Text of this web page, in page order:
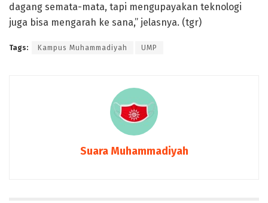
dagang semata-mata, tapi mengupayakan teknologi
juga bisa mengarah ke sana,” jelasnya. (tgr)
Tags: Kampus Muhammadiyah UMP
Suara Muhammadiyah